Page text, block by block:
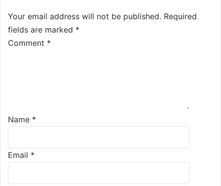
Your email address will not be published. Required
fields are marked *
Comment *
Name *
Email *